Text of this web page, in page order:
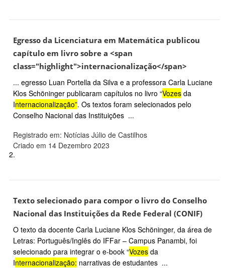
Egresso da Licenciatura em Matemática publicou
capítulo em livro sobre a <span
class="highlight">internacionalização</span>
... egresso Luan Portella da Silva e a professora Carla Luciane
Klos Schöninger publicaram capítulos no livro “Vozes da
Internacionalização”. Os textos foram selecionados pelo
Conselho Nacional das Instituições ...
Registrado em: Notícias Júlio de Castilhos
Criado em 14 Dezembro 2023
2.
Texto selecionado para compor o livro do Conselho
Nacional das Instituições da Rede Federal (CONIF)
O texto da docente Carla Luciane Klos Schöninger, da área de
Letras: Português/Inglês do IFFar – Campus Panambi, foi
selecionado para integrar o e-book “Vozes da
Internacionalização: narrativas de estudantes ...